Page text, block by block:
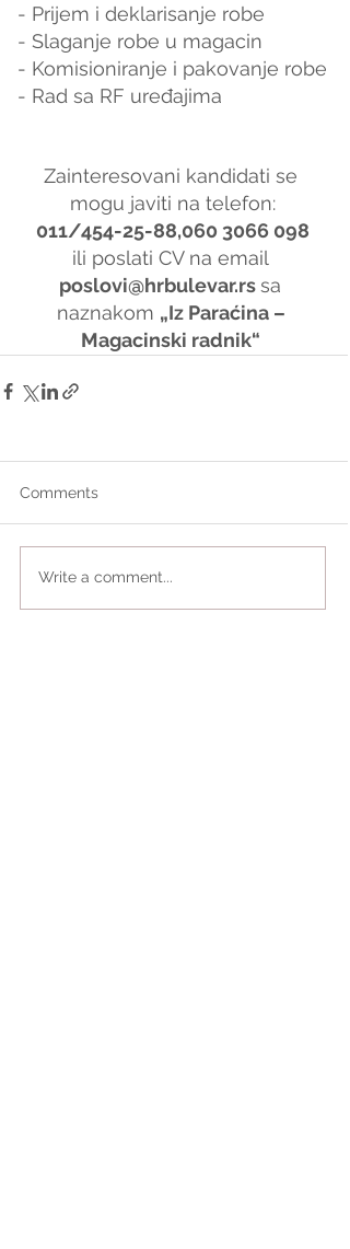
- Prijem i deklarisanje robe
- Slaganje robe u magacin
- Komisioniranje i pakovanje robe
- Rad sa RF uređajima
Zainteresovani kandidati se
mogu javiti na telefon:
011/454-25-88,060 3066 098
ili poslati CV na email
poslovi@hrbulevar.rs sa
naznakom „Iz Paraćina –
Magacinski radnik“
Comments
Write a comment...